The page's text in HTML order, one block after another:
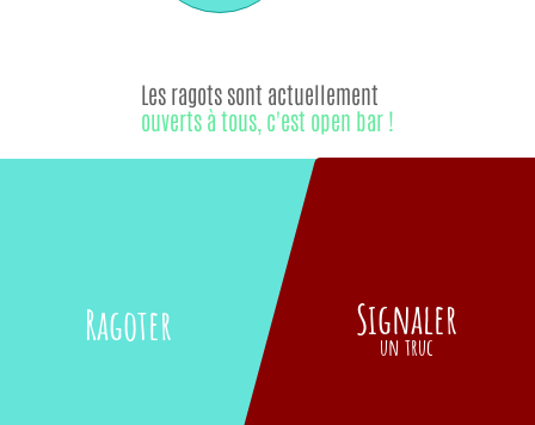
Ragoter
Les ragots sont actuellement
ouverts à tous, c'est open bar !
Signaler
un truc